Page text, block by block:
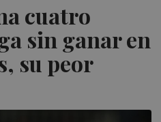
cuatro
sin ganar en
su peor